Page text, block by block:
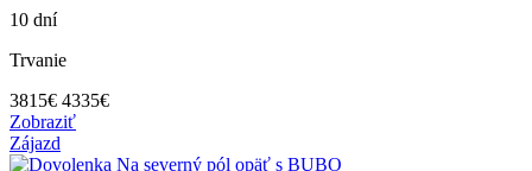
10 dní
Trvanie
3815€ 4335€
Zobraziť
Zájazd